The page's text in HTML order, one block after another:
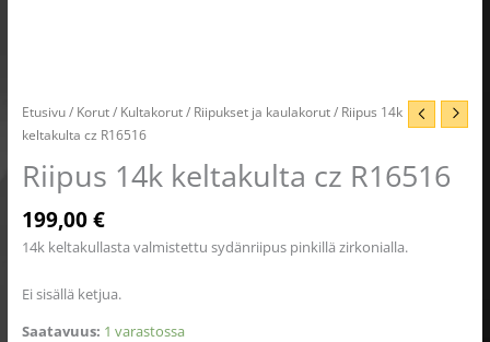
Etusivu/ Korut/ Kultakorut/ Riipukset ja kaulakorut/ Riipus 14k
keltakulta cz R16516
Riipus 14k keltakulta cz R16516
199,00€
14k keltakullasta valmistettu sydänriipus pinkillä zirkonialla.
Ei sisällä ketjua.
Saatavuus: 1 varastossa